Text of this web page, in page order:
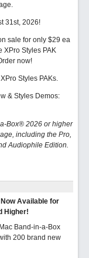
31st, 2026!
sale for only $29 ea
XPro Styles PAK
now!
Styles PAKs.
& Styles Demos:
Box® 2026 or higher
including the Pro,
Audiophile Edition.
Available for
Higher!
Band-in-a-Box
200 brand new